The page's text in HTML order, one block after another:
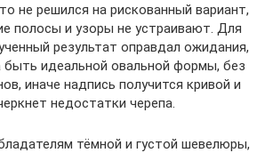
не решился на рискованный вариант,
полосы и узоры не устраивают. Для
результат оправдал ожидания,
быть идеальной овальной формы, без
иначе надпись получится кривой и
недостатки черепа.
тёмной и густой шевелюры,